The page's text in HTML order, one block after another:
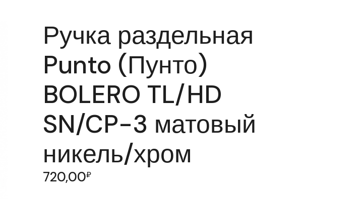
Ручка раздельная
Punto (Пунто)
BOLERO TL/HD
SN/CP-3 матовый
никель/хром
720,00₽